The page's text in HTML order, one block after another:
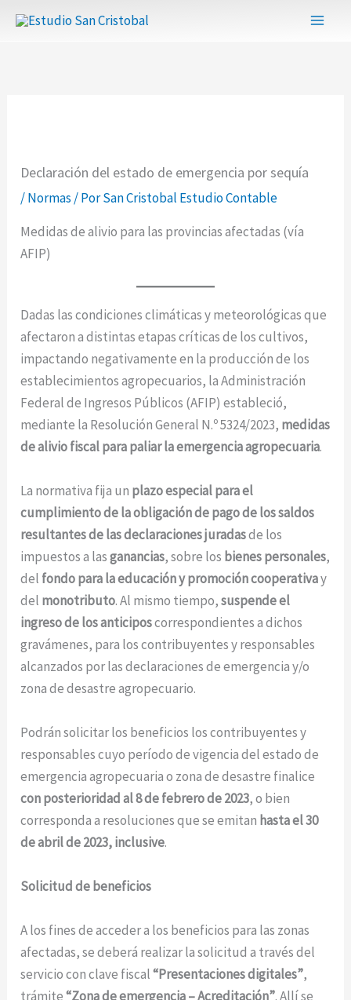
Declaración del estado de emergencia por sequía
/Normas / PorSan Cristobal Estudio Contable
Medidas de alivio para las provincias afectadas (vía
AFIP)
Dadas las condiciones climáticas y meteorológicas que
afectaron a distintas etapas críticas de los cultivos,
impactando negativamente en la producción de los
establecimientos agropecuarios, la Administración
Federal de Ingresos Públicos (AFIP) estableció,
mediante la Resolución General N.º 5324/2023, medidas
de alivio fiscal para paliar la emergencia agropecuaria.
La normativa fija un plazo especial para el
cumplimiento de la obligación de pago de los saldos
resultantes de las declaraciones juradasde los
impuestos a lasganancias, sobre los bienes personales,
del fondo para la educación y promoción cooperativay
del monotributo. Al mismo tiempo,suspende el
ingreso de los anticiposcorrespondientes a dichos
gravámenes, para los contribuyentes y responsables
alcanzados por las declaraciones de emergencia y/o
zona de desastre agropecuario.
Podrán solicitar los beneficios los contribuyentes y
responsables cuyo período de vigencia del estado de
emergencia agropecuaria o zona de desastre finalice
con posterioridad al 8 de febrero de 2023, o bien
corresponda a resoluciones que se emitan hasta el 30
de abril de 2023, inclusive.
Solicitud de beneficios
A los fines de acceder a los beneficios para las zonas
afectadas, se deberá realizar la solicitud a través del
servicio con clave fiscal“Presentaciones digitales”,
trámite“Zona de emergencia – Acreditación”. Allí se